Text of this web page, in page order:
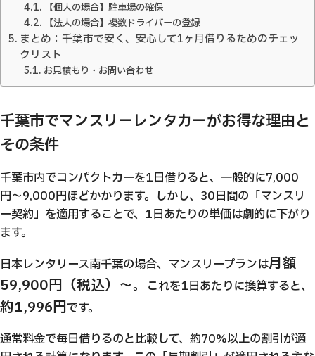
【個人の場合】駐車場の確保
【法人の場合】複数ドライバーの登録
まとめ：千葉市で安く、安心して1ヶ月借りるためのチェッ
クリスト
お見積もり・お問い合わせ
千葉市でマンスリーレンタカーがお得な理由と
その条件
千葉市内でコンパクトカーを1日借りると、一般的に7,000
円〜9,000円ほどかかります。しかし、30日間の「マンスリ
ー契約」を適用することで、1日あたりの単価は劇的に下がり
ます。
日本レンタリース南千葉の場合、マンスリープランは月額
59,900円（税込）〜。 これを1日あたりに換算すると、
約1,996円です。
通常料金で毎日借りるのと比較して、約70%以上の割引が適